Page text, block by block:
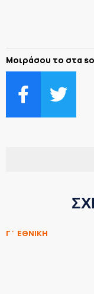
Μοιράσου το στα
Γ΄ ΕΘΝΙΚΗ